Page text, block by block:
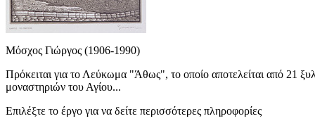
Μόσχος Γιώργος (1906-1990)
Πρόκειται για το Λεύκωμα "Άθως", το οποίο αποτελείται από 21
μοναστηριών του Αγίου...
Επιλέξτε το έργο για να δείτε περισσότερες πληροφορίες